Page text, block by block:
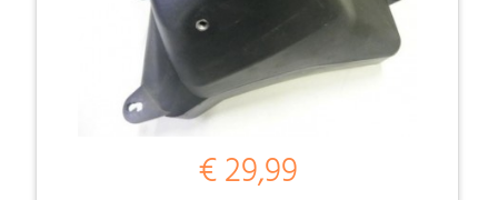
€ 29,99